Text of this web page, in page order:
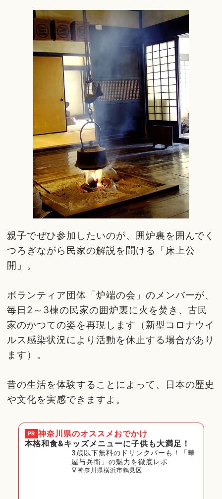
親子でぜひ参加したいのが、囲炉裏を囲んでく
つろぎながら民家の解説を聞ける「床上公
開」。
ボランティア団体「炉端の会」のメンバーが、
毎日2～3棟の民家の囲炉裏に火を焚き、古民
家のかつての姿を再現します（新型コロナウイ
ルス感染状況により活動を休止する場合があり
ます）。
昔の生活を体験することによって、日本の歴史
や文化を実感できますよ。
PR 神奈川県のオススメおでかけ
本格和食&キッズメニューに子供も大満足！
3歳以下無料のドリンクバーも！「華
屋与兵衛」の魅力を徹底レポ
神奈川県横浜市鶴見区